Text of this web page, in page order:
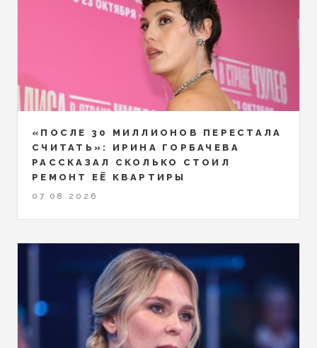
«ПОСЛЕ 30 МИЛЛИОНОВ ПЕРЕСТАЛА
СЧИТАТЬ»: ИРИНА ГОРБАЧЕВА
РАССКАЗАЛ СКОЛЬКО СТОИЛ
РЕМОНТ ЕЁ КВАРТИРЫ
07.08.2026